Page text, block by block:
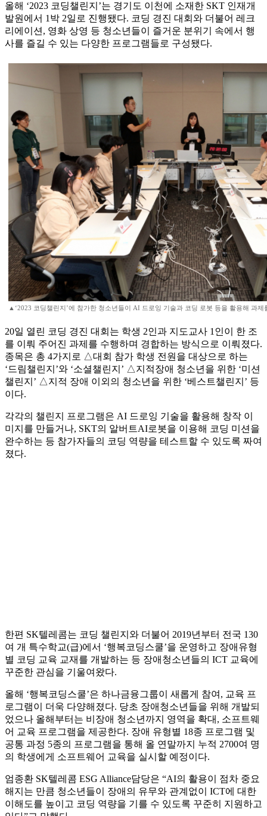
올해 ‘2023 코딩챌린지’는 경기도 이천에 소재한 SKT 인재개
발원에서 1박 2일로 진행됐다. 코딩 경진 대회와 더불어 레크
리에이션, 영화 상영 등 청소년들이 즐거운 분위기 속에서 행
사를 즐길 수 있는 다양한 프로그램들로 구성됐다.
▲‘2023 코딩챌린지’에 참가한 청소년들이 AI 드로잉 기술과 코딩 로봇 등을 활용해 과
20일 열린 코딩 경진 대회는 학생 2인과 지도교사 1인이 한 조
를 이뤄 주어진 과제를 수행하며 경합하는 방식으로 이뤄졌다.
종목은 총 4가지로 △대회 참가 학생 전원을 대상으로 하는
‘드림챌린지’와 ‘소셜챌린지’ △지적장애 청소년을 위한 ‘미션
챌린지’ △지적 장애 이외의 청소년을 위한 ‘베스트챌린지’ 등
이다.
각각의 챌린지 프로그램은 AI 드로잉 기술을 활용해 창작 이
미지를 만들거나, SKT의 알버트AI로봇을 이용해 코딩 미션을
완수하는 등 참가자들의 코딩 역량을 테스트할 수 있도록 짜여
졌다.
한편 SK텔레콤는 코딩 챌린지와 더불어 2019년부터 전국 130
여 개 특수학교(급)에서 ‘행복코딩스쿨’을 운영하고 장애유형
별 코딩 교육 교재를 개발하는 등 장애청소년들의 ICT 교육에
꾸준한 관심을 기울여왔다.
올해 ‘행복코딩스쿨’은 하나금융그룹이 새롭게 참여, 교육 프
로그램이 더욱 다양해졌다. 당초 장애청소년들을 위해 개발되
었으나 올해부터는 비장애 청소년까지 영역을 확대, 소프트웨
어 교육 프로그램을 제공한다. 장애 유형별 18종 프로그램 및
공통 과정 5종의 프로그램을 통해 올 연말까지 누적 2700여 명
의 학생에게 소프트웨어 교육을 실시할 예정이다.
엄종환 SK텔레콤 ESG Alliance담당은 “AI의 활용이 점차 중요
해지는 만큼 청소년들이 장애의 유무와 관계없이 ICT에 대한
이해도를 높이고 코딩 역량을 기를 수 있도록 꾸준히 지원하고